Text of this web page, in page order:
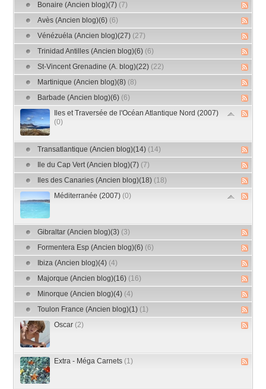
Bonaire (Ancien blog)(7) (7)
Avès (Ancien blog)(6) (6)
Vénézuéla (Ancien blog)(27) (27)
Trinidad Antilles (Ancien blog)(6) (6)
St-Vincent Grenadine (A. blog)(22) (22)
Martinique (Ancien blog)(8) (8)
Barbade (Ancien blog)(6) (6)
Iles et Traversée de l'Océan Atlantique Nord (2007)
(0)
Transatlantique (Ancien blog)(14) (14)
Ile du Cap Vert (Ancien blog)(7) (7)
Iles des Canaries (Ancien blog)(18) (18)
Méditerranée (2007) (0)
Gibraltar (Ancien blog)(3) (3)
Formentera Esp (Ancien blog)(6) (6)
Ibiza (Ancien blog)(4) (4)
Majorque (Ancien blog)(16) (16)
Minorque (Ancien blog)(4) (4)
Toulon France (Ancien blog)(1) (1)
Oscar (2)
Extra - Méga Carnets (1)